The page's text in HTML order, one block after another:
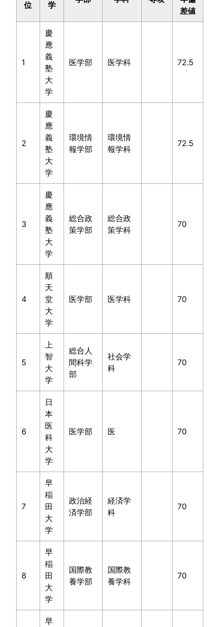
位 学
差値
1
慶
應
義
塾
大
学
医学部 医学科 72.5
2
慶
應
義
塾
大
学
環境情
報学部
環境情
報学科
72.5
3
慶
應
義
塾
大
学
総合政
策学部
総合政
策学科
70
4
順
天
堂
大
学
医学部 医学科 70
5
上
智
大
学
総合人
間科学
部
社会学
科
70
6
日
本
医
科
大
学
医学部 医 70
7
早
稲
田
大
学
政治経
済学部
経済学
科
70
8
早
稲
田
大
学
国際教
養学部
国際教
養学科
70
早